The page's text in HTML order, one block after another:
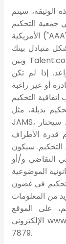
سيتم
جمعية التحكيم
الأمريكية ("AAA")، أو أي هيئة بديلة أخرى لتسوية المنازعات
متبادل بينك
وبين Talent.com ("قواعد التحكيم"). تخضع رسوم التحكيم
إذا لم تكن
أو غير راغبة
التحكيم
بديلة، مثل
JAMS، والتي ستنفذ أحكام التحكيم كما هو مكتوب. سيختار
قدرة الأطراف
التحكيم. سيكون
التقاضي و/أو
الموضوعية
في غضون
من المعلومات
على الموقع
الإلكتروني www.adr.org أو بالاتصال بالرقم 1-800-778-
7879.